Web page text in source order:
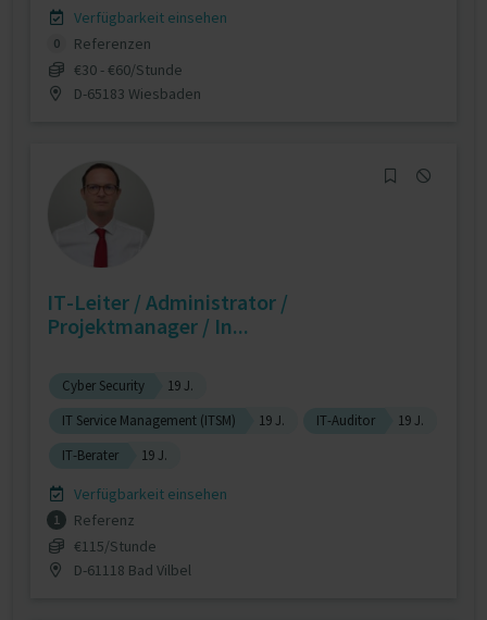
Verfügbarkeit einsehen
0
Referenzen
€30 - €60/Stunde
D-65183 Wiesbaden
IT-Leiter / Administrator /
Projektmanager / In...
Cyber Security
19 J.
IT Service Management (ITSM)
19 J. IT-Auditor
19 J.
IT-Berater
19 J.
Verfügbarkeit einsehen
1
Referenz
€115/Stunde
D-61118 Bad Vilbel